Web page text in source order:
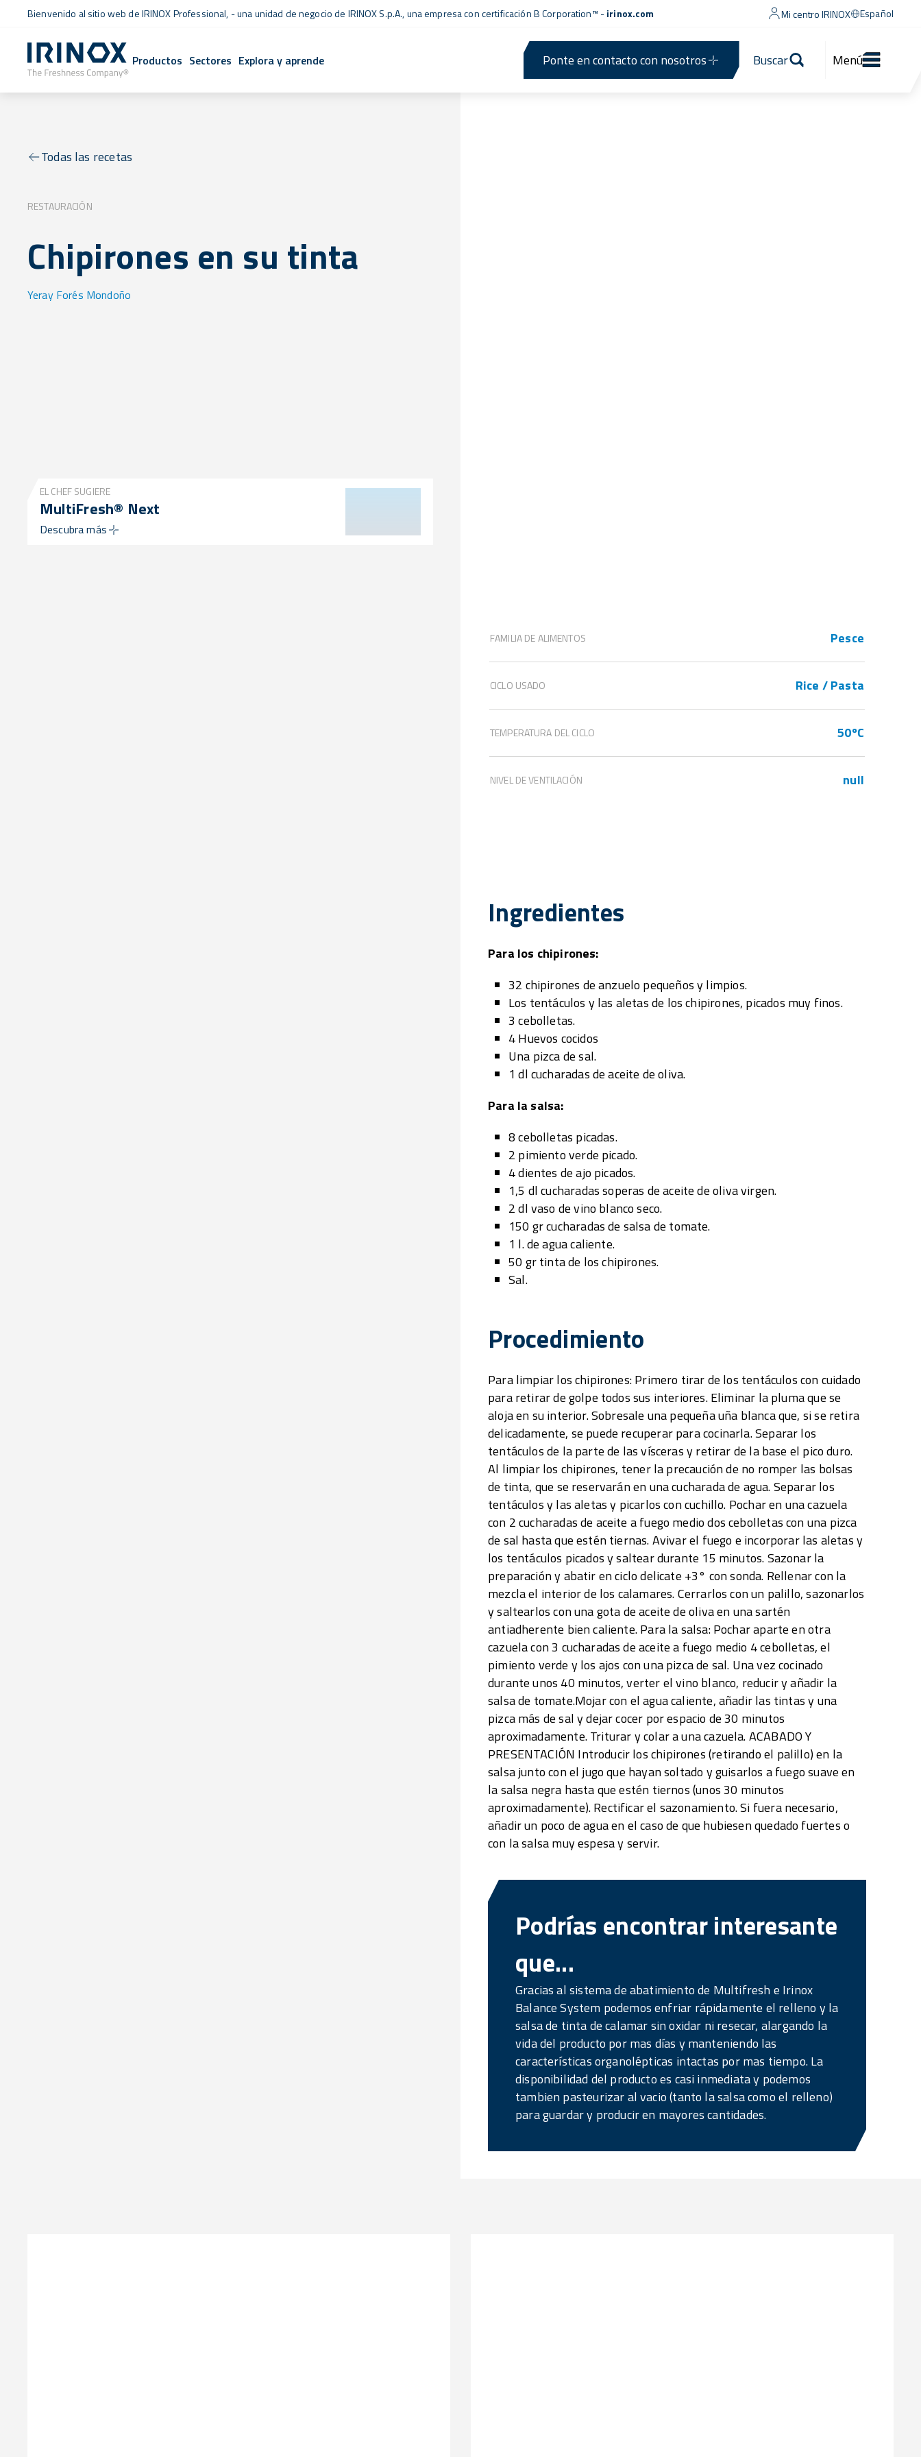
Bienvenido al sitio web de IRINOX Professional, - una unidad de negocio de IRINOX S.p.A., una empresa concertificación B Corporation™ -irinox.com Mi centro IRINOX Español
Productos Sectores Explora y aprende Ponte en contacto con nosotros Buscar Menú
Todas las recetas
RESTAURACIÓN
Chipirones en su tinta
Yeray Forés Mondoño
EL CHEF SUGIERE
MultiFresh® Next
Descubra más
FAMILIA DE ALIMENTOS Pesce
CICLO USADO Rice / Pasta
TEMPERATURA DEL CICLO 50ºC
NIVEL DE VENTILACIÓN null
Ingredientes
Para los chipirones:
32 chipirones de anzuelo pequeños y limpios.
Los tentáculos y las aletas de los chipirones, picados muy finos.
3 cebolletas.
4 Huevos cocidos
Una pizca de sal.
1 dl cucharadas de aceite de oliva.
Para la salsa:
8 cebolletas picadas.
2 pimiento verde picado.
4 dientes de ajo picados.
1,5 dl cucharadas soperas de aceite de oliva virgen.
2 dl vaso de vino blanco seco.
150 gr cucharadas de salsa de tomate.
1 l. de agua caliente.
50 gr tinta de los chipirones.
Sal.
Procedimiento
Para limpiar los chipirones: Primero tirar de los tentáculos con cuidado
para retirar de golpe todos sus interiores. Eliminar la pluma que se
aloja en su interior. Sobresale una pequeña uña blanca que, si se retira
delicadamente, se puede recuperar para cocinarla. Separar los
tentáculos de la parte de las vísceras y retirar de la base el pico duro.
Al limpiar los chipirones, tener la precaución de no romper las bolsas
de tinta, que se reservarán en una cucharada de agua. Separar los
tentáculos y las aletas y picarlos con cuchillo. Pochar en una cazuela
con 2 cucharadas de aceite a fuego medio dos cebolletas con una pizca
de sal hasta que estén tiernas. Avivar el fuego e incorporar las aletas y
los tentáculos picados y saltear durante 15 minutos. Sazonar la
preparación y abatir en ciclo delicate +3° con sonda. Rellenar con la
mezcla el interior de los calamares. Cerrarlos con un palillo, sazonarlos
y saltearlos con una gota de aceite de oliva en una sartén
antiadherente bien caliente. Para la salsa: Pochar aparte en otra
cazuela con 3 cucharadas de aceite a fuego medio 4 cebolletas, el
pimiento verde y los ajos con una pizca de sal. Una vez cocinado
durante unos 40 minutos, verter el vino blanco, reducir y añadir la
salsa de tomate.Mojar con el agua caliente, añadir las tintas y una
pizca más de sal y dejar cocer por espacio de 30 minutos
aproximadamente. Triturar y colar a una cazuela. ACABADO Y
PRESENTACIÓN Introducir los chipirones (retirando el palillo) en la
salsa junto con el jugo que hayan soltado y guisarlos a fuego suave en
la salsa negra hasta que estén tiernos (unos 30 minutos
aproximadamente). Rectificar el sazonamiento. Si fuera necesario,
añadir un poco de agua en el caso de que hubiesen quedado fuertes o
con la salsa muy espesa y servir.
Podrías encontrar interesante
que...
Gracias al sistema de abatimiento de Multifresh e Irinox
Balance System podemos enfriar rápidamente el relleno y la
salsa de tinta de calamar sin oxidar ni resecar, alargando la
vida del producto por mas días y manteniendo las
características organolépticas intactas por mas tiempo. La
disponibilidad del producto es casi inmediata y podemos
tambien pasteurizar al vacio (tanto la salsa como el relleno)
para guardar y producir en mayores cantidades.